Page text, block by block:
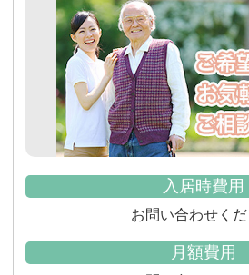
入居時費用
お問い合わせく
月額費用